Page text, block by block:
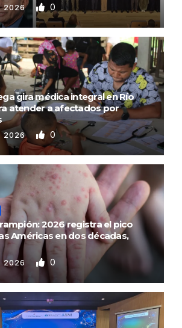
2026 0
gira médica integral en Río
atender a afectados por
2026 0
2026 registra el pico
Américas en dos décadas,
2026 0